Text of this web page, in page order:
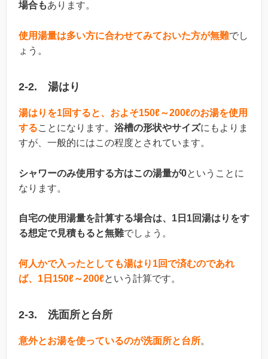
場合もあります。
使用湯量は多い方に合わせてみておいた方が無難でし
ょう。
2-2. 湯はり
湯はりを1回すると、およそ150ℓ～200ℓのお湯を使用
することになります。 浴槽の形状やサイズにもよりま
すが、一般的にはこの程度とされています。
シャワーのみ使用する方はこの湯量が0ということに
なります。
自宅の使用湯量を計算する場合は、1日1回湯はりをす
る想定で見積もると無難でしょう。
何人かで入ったとしても湯はり1回で済むのであれ
ば、1日150ℓ～200ℓという計算です。
2-3. 洗面所と台所
意外とお湯を使っているのが洗面所と台所。